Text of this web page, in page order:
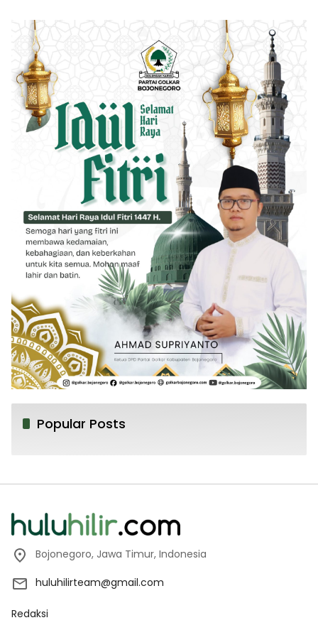
Popular Posts
Bojonegoro, Jawa Timur, Indonesia
huluhilirteam@gmail.com
Redaksi